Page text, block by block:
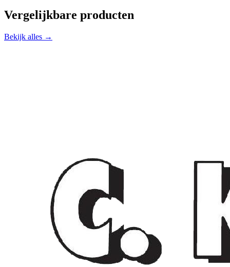
Vergelijkbare producten
Bekijk alles →